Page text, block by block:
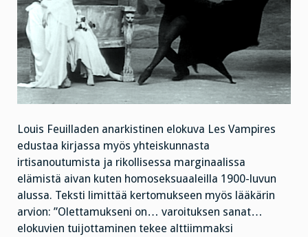
Louis Feuilladen anarkistinen elokuva Les Vampires
edustaa kirjassa myös yhteiskunnasta
irtisanoutumista ja rikollisessa marginaalissa
elämistä aivan kuten homoseksuaaleilla 1900-luvun
alussa. Teksti limittää kertomukseen myös lääkärin
arvion: ”Olettamukseni on… varoituksen sanat…
elokuvien tuijottaminen tekee alttiimmaksi